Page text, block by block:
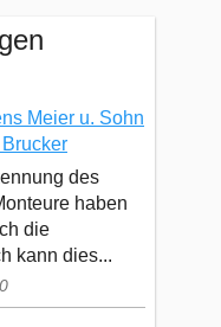
Meier u. Sohn
des
haben
die
kann dies...